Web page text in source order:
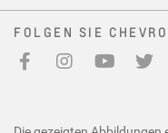
FOLGEN SIE